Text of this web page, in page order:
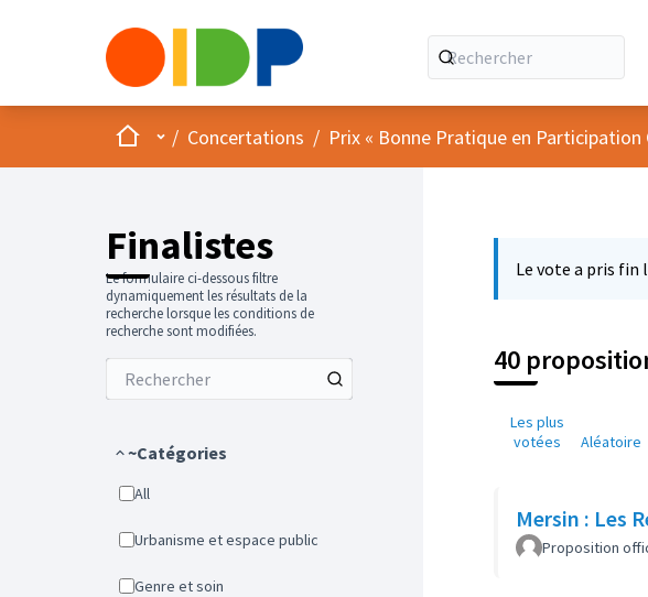
AccueilMenu principal
/ Concertations / Prix « Bonne Pratique en Participation
Finalistes
Le formulaire ci-dessous filtre
dynamiquement les résultats de la
recherche lorsque les conditions de
recherche sont modifiées.
~Catégories
All
Urbanisme et espace public
Genre et soin
Le vote a pris fin
40
Les plus
votées
Aléatoire
Mersin : Les
Proposition